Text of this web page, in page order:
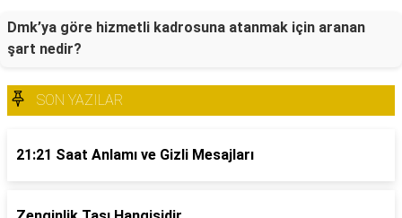
Dmk’ya göre hizmetli kadrosuna atanmak için aranan
şart nedir?
SON YAZILAR
21:21 Saat Anlamı ve Gizli Mesajları